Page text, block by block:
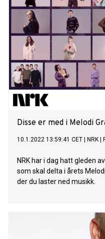
Disse er med i Melodi
10.1.2022 13:59:41 CET NRK
NRK har i dag hatt gleden
som skal delta i årets
der du laster ned musikk.